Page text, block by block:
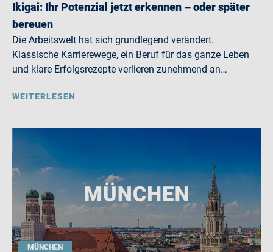
Ikigai: Ihr Potenzial jetzt erkennen – oder später
bereuen
Die Arbeitswelt hat sich grundlegend verändert.
Klassische Karrierewege, ein Beruf für das ganze Leben
und klare Erfolgsrezepte verlieren zunehmend an…
WEITERLESEN
MÜNCHEN